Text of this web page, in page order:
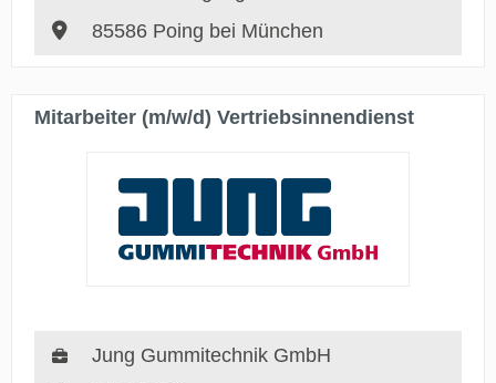
85586 Poing bei München
Mitarbeiter (m/w/d) Vertriebsinnendienst
Jung Gummitechnik GmbH